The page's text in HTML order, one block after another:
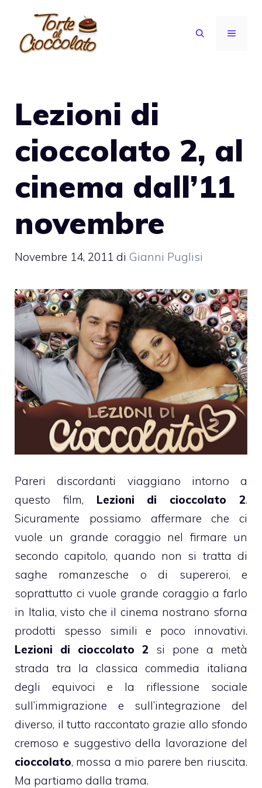
contenuto
MENU
Lezioni di
cioccolato 2, al
cinema dall’11
novembre
Novembre 14, 2011 di Gianni Puglisi
Pareri discordanti viaggiano intorno a
questo film, Lezioni di cioccolato 2.
Sicuramente possiamo affermare che ci
vuole un grande coraggio nel firmare un
secondo capitolo, quando non si tratta di
saghe romanzesche o di supereroi, e
soprattutto ci vuole grande coraggio a farlo
in Italia, visto che il cinema nostrano sforna
prodotti spesso simili e poco innovativi.
Lezioni di cioccolato 2 si pone a metà
strada tra la classica commedia italiana
degli equivoci e la riflessione sociale
sull’immigrazione e sull’integrazione del
diverso, il tutto raccontato grazie allo sfondo
cremoso e suggestivo della lavorazione del
cioccolato, mossa a mio parere ben riuscita.
Ma partiamo dalla trama.